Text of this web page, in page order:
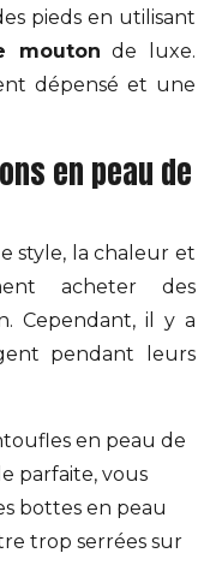
pieds en utilisant
mouton de luxe.
dépensé et une
en peau de
style, la chaleur et
acheter des
Cependant, il y a
pendant leurs
en peau de
parfaite, vous
bottes en peau
trop serrées sur